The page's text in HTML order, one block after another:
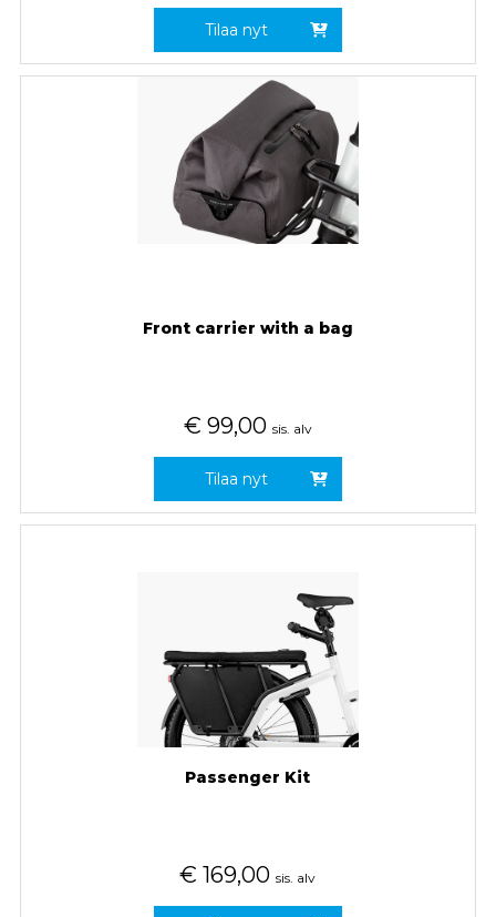
Tilaa nyt
Front carrier with a bag
€ 99,00 sis. alv
Tilaa nyt
Passenger Kit
€ 169,00 sis. alv